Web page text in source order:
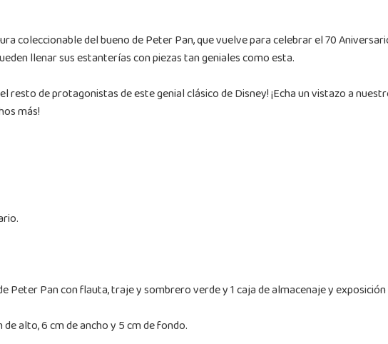
coleccionable del bueno de Peter Pan, que vuelve para celebrar el 70
llenar sus estanterías con piezas tan geniales como esta.
resto de protagonistas de este genial clásico de Disney! ¡Echa un vistazo a
más!
Peter Pan con flauta, traje y sombrero verde y 1 caja de almacenaje y
alto, 6 cm de ancho y 5 cm de fondo.